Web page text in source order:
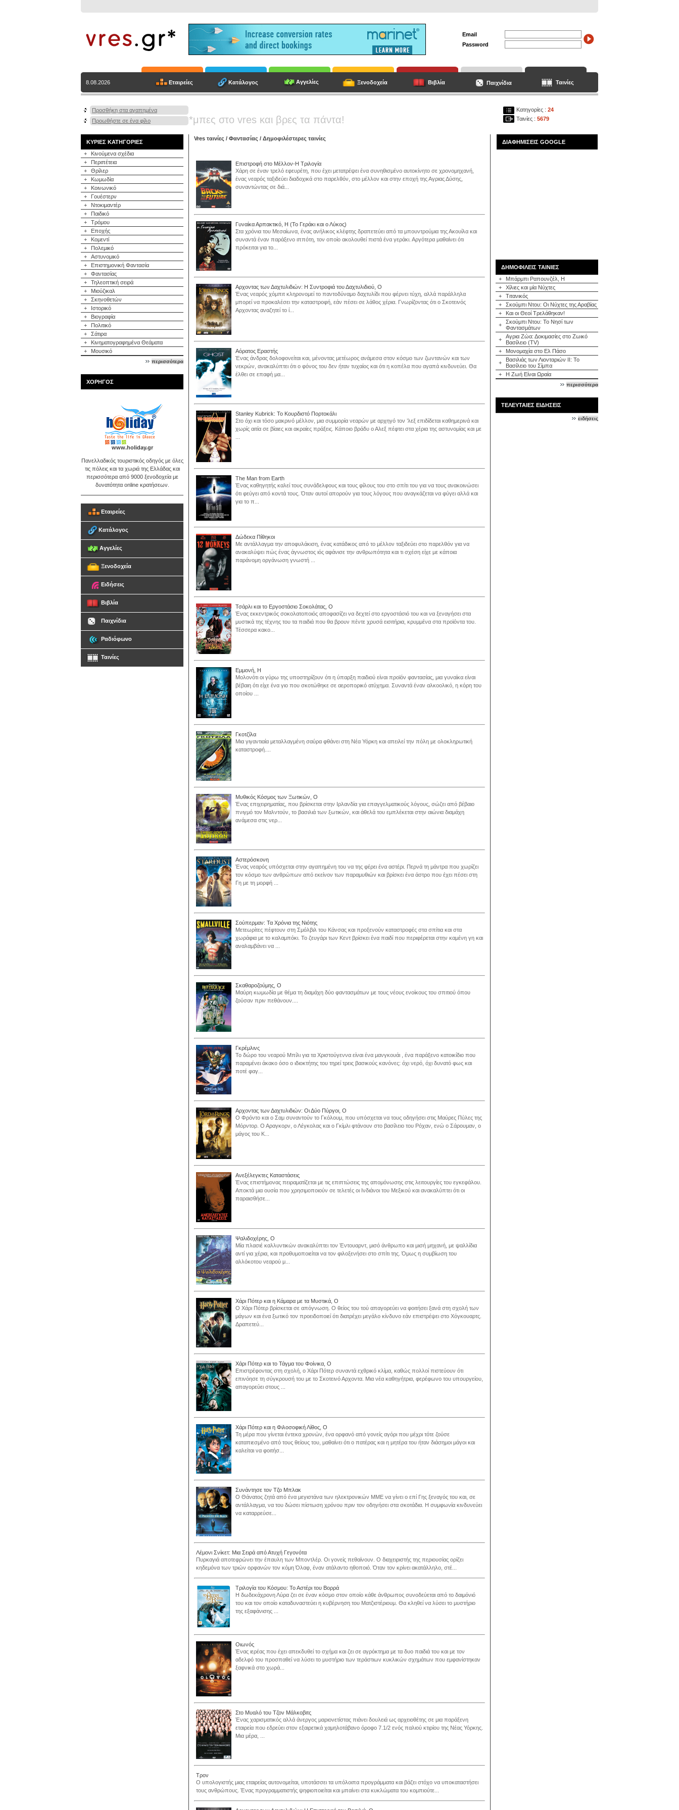
Email
Password
8.08.2026 Εταιρείες Κατάλογος Αγγελίες Ξενοδοχεία Βιβλία Παιχνίδια Ταινίες
Προσθήκη στα αγαπημένα
Προωθήστε σε ένα φίλο
*μπες στο vres και βρες τα πάντα!
Κατηγορίες : 24
Ταινίες : 5679
ΚΥΡΙΕΣ ΚΑΤΗΓΟΡΙΕΣ
+
Κινούμενα σχέδια
+
Περιπέτεια
+
Θρίλερ
+
Κωμωδία
+
Κοινωνικό
+
Γουέστερν
+
Ντοκιμαντέρ
+
Παιδικό
+
Τρόμου
+
Εποχής
+
Κομεντί
+
Πολεμικό
+
Αστυνομικό
+
Επιστημονική Φαντασία
+
Φαντασίας
+
Τηλεοπτική σειρά
+
Μιούζικαλ
+
Σκηνοθετών
+
Ιστορικό
+
Βιογραφία
+
Πολιτικό
+
Σάτιρα
+
Κινηματογραφημένα Θεάματα
+
Μουσικό
περισσότερα
ΧΟΡΗΓΟΣ
www.holiday.gr
Πανελλαδικός τουριστικός οδηγός με όλες
τις πόλεις και τα χωριά της Ελλάδας και
περισσότερα από 9000 ξενοδοχεία με
δυνατότητα online κρατήσεων.
Εταιρείες
Κατάλογος
Αγγελίες
Ξενοδοχεία
Ειδήσεις
Βιβλία
Παιχνίδια
Ραδιόφωνο
Ταινίες
Vres ταινίες / Φαντασίας / Δημοφιλέστερες ταινίες
Επιστροφή στο Μέλλον-Η Τριλογία
Χάρη σε έναν τρελό εφευρέτη, που έχει μετατρέψει ένα συνηθισμένο αυτοκίνητο σε χρονομηχανή,
ένας νεαρός ταξιδεύει διαδοχικά στο παρελθόν, στο μέλλον και στην εποχή της Αγριας Δύσης,
συναντώντας σε διά...
Γυναίκα Αρπακτικό, Η (Το Γεράκι και ο Λύκος)
Στα χρόνια του Μεσαίωνα, ένας ανήλικος κλέφτης δραπετεύει από τα μπουντρούμια της Ακουίλα και
συναντά έναν παράξενο ιππότη, τον οποίο ακολουθεί πιστά ένα γεράκι. Αργότερα μαθαίνει ότι
πρόκειται για το...
Αρχοντας των Δαχτυλιδιών: Η Συντροφιά του Δαχτυλιδιού, Ο
Ένας νεαρός χόμπιτ κληρονομεί το παντοδύναμο δαχτυλίδι που φέρνει τύχη, αλλά παράλληλα
μπορεί να προκαλέσει την καταστροφή, εάν πέσει σε λάθος χέρια. Γνωρίζοντας ότι ο Σκοτεινός
Αρχοντας αναζητεί το ί...
Αόρατος Εραστής
Ένας άνδρας δολοφονείται και, μένοντας μετέωρος ανάμεσα στον κόσμο των ζωντανών και των
νεκρών, ανακαλύπτει ότι ο φόνος του δεν ήταν τυχαίος και ότι η κοπέλα που αγαπά κινδυνεύει. Θα
έλθει σε επαφή μα...
Stanley Kubrick: Το Κουρδιστό Πορτοκάλι
Στο όχι και τόσο μακρινό μέλλον, μια συμμορία νεαρών με αρχηγό τον ’λεξ επιδίδεται καθημερινά και
χωρίς αιτία σε βίαιες και ακραίες πράξεις. Κάποιο βράδυ ο Αλεξ πέφτει στα χέρια της αστυνομίας και με
The Man from Earth
Ένας καθηγητής καλεί τους συνάδελφους και τους φίλους του στο σπίτι του για να τους ανακοινώσει
ότι φεύγει από κοντά τους. Όταν αυτοί απορούν για τους λόγους που αναγκάζεται να φύγει αλλά και
για το π...
Δώδεκα Πίθηκοι
Με αντάλλαγμα την αποφυλάκιση, ένας κατάδικος από το μέλλον ταξιδεύει στο παρελθόν για να
ανακαλύψει πώς ένας άγνωστος ιός αφάνισε την ανθρωπότητα και τι σχέση είχε με κάποια
παράνομη οργάνωση γνωστή ...
Τσάρλι και το Εργοστάσιο Σοκολάτας, Ο
Ένας εκκεντρικός σοκολατοποιός αποφασίζει να δεχτεί στο εργοστάσιό του και να ξεναγήσει στα
μυστικά της τέχνης του τα παιδιά που θα βρουν πέντε χρυσά εισιτήρια, κρυμμένα στα προϊόντα του.
Τέσσερα κακο...
Εμμονή, Η
Μολονότι οι γύρω της υποστηρίζουν ότι η ύπαρξη παιδιού είναι προϊόν φαντασίας, μια γυναίκα είναι
βέβαιη ότι είχε ένα γιο που σκοτώθηκε σε αεροπορικό ατύχημα. Συναντά έναν αλκοολικό, η κόρη του
οποίου ...
Γκοτζίλα
Μια γιγαντιαία μεταλλαγμένη σαύρα φθάνει στη Νέα Υόρκη και απειλεί την πόλη με ολοκληρωτική
καταστροφή....
Μυθικός Κόσμος των Ξωτικών, Ο
Ένας επιχειρηματίας, που βρίσκεται στην Ιρλανδία για επαγγελματικούς λόγους, σώζει από βέβαιο
πνιγμό τον Μαλντούν, το βασιλιά των ξωτικών, και άθελά του εμπλέκεται στην αιώνια διαμάχη
ανάμεσα στις νερ...
Αστερόσκονη
Ένας νεαρός υπόσχεται στην αγαπημένη του να της φέρει ένα αστέρι. Περνά τη μάντρα που χωρίζει
τον κόσμο των ανθρώπων από εκείνον των παραμυθιών και βρίσκει ένα άστρο που έχει πέσει στη
Γη με τη μορφή ...
Σούπερμαν: Τα Χρόνια της Νιότης
Μετεωρίτες πέφτουν στη Σμόλβιλ του Κάνσας και προξενούν καταστροφές στα σπίτια και στα
χωράφια με το καλαμπόκι. Το ζευγάρι των Κεντ βρίσκει ένα παιδί που περιφέρεται στην καμένη γη και
αναλαμβάνει να ...
Σκαθαροζούμης, Ο
Μαύρη κωμωδία με θέμα τη διαμάχη δύο φαντασμάτων με τους νέους ενοίκους του σπιτιού όπου
ζούσαν πριν πεθάνουν....
Γκρέμλινς
Το δώρο του νεαρού Μπίλι για τα Χριστούγεννα είναι ένα μανγκουάι , ένα παράξενο κατοικίδιο που
παραμένει άκακο όσο ο ιδιοκτήτης του τηρεί τρεις βασικούς κανόνες: όχι νερό, όχι δυνατό φως και
ποτέ φαγ...
Αρχοντας των Δαχτυλιδιών: Οι Δύο Πύργοι, Ο
Ο Φρόντο και ο Σαμ συναντούν το Γκόλουμ, που υπόσχεται να τους οδηγήσει στις Μαύρες Πύλες της
Μόρντορ. Ο Αραγκορν, ο Λέγκολας και ο Γκίμλι φτάνουν στο βασίλειο του Ρόχαν, ενώ ο Σάρουμαν, ο
μάγος του Κ...
Ανεξέλεγκτες Καταστάσεις
Ένας επιστήμονας πειραματίζεται με τις επιπτώσεις της απομόνωσης στις λειτουργίες του εγκεφάλου.
Αποκτά μια ουσία που χρησιμοποιούν σε τελετές οι Ινδιάνοι του Μεξικού και ανακαλύπτει ότι οι
παραισθήσε...
Ψαλιδοχέρης, Ο
Μία πλασιέ καλλυντικών ανακαλύπτει τον Έντουαρντ, μισό άνθρωπο και μισή μηχανή, με ψαλλίδια
αντί για χέρια, και προθυμοποιείται να τον φιλοξενήσει στο σπίτι της. Όμως η συμβίωση του
αλλόκοτου νεαρού μ...
Χάρι Πότερ και η Κάμαρα με τα Μυστικά, O
Ο Χάρι Πότερ βρίσκεται σε απόγνωση. Ο θείος του τού απαγορεύει να φοιτήσει ξανά στη σχολή των
μάγων και ένα ξωτικό τον προειδοποιεί ότι διατρέχει μεγάλο κίνδυνο εάν επιστρέψει στο Χόγκουαρτς.
Δραπετεύ...
Χάρι Πότερ και το Τάγμα του Φοίνικα, Ο
Επιστρέφοντας στη σχολή, ο Χάρι Πότερ συναντά εχθρικό κλίμα, καθώς πολλοί πιστεύουν ότι
επινόησε τη σύγκρουσή του με το Σκοτεινό Αρχοντα. Μια νέα καθηγήτρια, φερέφωνο του υπουργείου,
απαγορεύει στους ...
Χάρι Πότερ και η Φιλοσοφική Λίθος, Ο
Τη μέρα που γίνεται έντεκα χρονών, ένα ορφανό από γονείς αγόρι που μέχρι τότε ζούσε
καταπιεσμένο από τους θείους του, μαθαίνει ότι ο πατέρας και η μητέρα του ήταν διάσημοι μάγοι και
καλείται να φοιτήσ...
Συνάντησε τον Τζο Μπλακ
Ο Θάνατος ζητά από ένα μεγιστάνα των ηλεκτρονικών ΜΜΕ να γίνει ο επί Γης ξεναγός του και, σε
αντάλλαγμα, να του δώσει πίστωση χρόνου πριν τον οδηγήσει στα σκοτάδια. Η συμφωνία κινδυνεύει
να καταρρεύσε...
Λέμονι Σνίκετ: Μια Σειρά από Ατυχή Γεγονότα
Πυρκαγιά αποτεφρώνει την έπαυλη των Μποντλέρ. Οι γονείς πεθαίνουν. Ο διαχειριστής της περιουσίας ορίζει
κηδεμόνα των τριών ορφανών τον κόμη Όλαφ, έναν ατάλαντο ηθοποιό. Όταν τον κρίνει ακατάλληλο, στέ...
Τριλογία του Κόσμου: Το Αστέρι του Βορρά
Η δωδεκάχρονη Λύρα ζει σε έναν κόσμο στον οποίο κάθε άνθρωπος συνοδεύεται από το δαιμόνιό
του και τον οποίο καταδυναστεύει η κυβέρνηση του Ματζιστέριουμ. Θα κληθεί να λύσει το μυστήριο
της εξαφάνισης ...
Οιωνός
Ένας ιερέας που έχει απεκδυθεί το σχήμα και ζει σε αγρόκτημα με τα δυο παιδιά του και με τον
αδελφό του προσπαθεί να λύσει το μυστήριο των τεράστιων κυκλικών σχημάτων που εμφανίστηκαν
ξαφνικά στο χωρά...
Στο Μυαλό του Τζον Μάλκοβιτς
Ένας χαρισματικός αλλά άνεργος μαριονετίστας πιάνει δουλειά ως αρχειοθέτης σε μια παράξενη
εταιρεία που εδρεύει στον εξαιρετικά χαμηλοτάβανο όροφο 7.1/2 ενός παλιού κτιρίου της Νέας Υόρκης.
Μια μέρα, ...
Τρον
Ο υπολογιστής μιας εταιρείας αυτονομείται, υποτάσσει τα υπόλοιπα προγράμματα και βάζει στόχο να υποκαταστήσει
τους ανθρώπους. Ένας προγραμματιστής ψηφιοποιείται και μπαίνει στα κυκλώματα του κομπιούτε...
ΔΙΑΦΗΜΙΣΕΙΣ GOOGLE
ΔΗΜΟΦΙΛΕΙΣ ΤΑΙΝΙΕΣ
+
Μπάρμπι Ραπουνζέλ, Η
+
Χίλιες και μία Νύχτες
+
Τιτανικός
+
Σκούμπι Ντου: Οι Νύχτες της Αραβίας
+
Και οι Θεοί Τρελάθηκαν!
+
Σκούμπι Ντου: Το Νησί των
Φαντασμάτων
+
Αγρια Ζώα: Δοκιμασίες στο Ζωικό
Βασίλειο (TV)
+
Μονομαχία στο Ελ Πάσο
+
Βασιλιάς των Λιονταριών ΙΙ: Το
Βασίλειο του Σίμπα
+
Η Ζωή Είναι Ωραία
περισσότερα
ΤΕΛΕΥΤΑΙΕΣ ΕΙΔΗΣΕΙΣ
ειδήσεις